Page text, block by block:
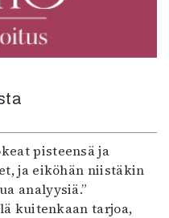
pisteensä ja
ja eiköhän niistäkin
analyysiä.”
kuitenkaan tarjoa,